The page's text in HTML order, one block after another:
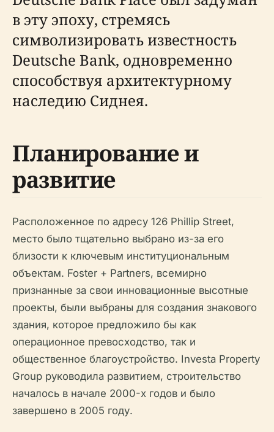
в эту эпоху, стремясь
символизировать известность
Deutsche Bank, одновременно
способствуя архитектурному
наследию Сиднея.
Планирование и
развитие
Расположенное по адресу 126 Phillip Street,
место было тщательно выбрано из-за его
близости к ключевым институциональным
объектам. Foster + Partners, всемирно
признанные за свои инновационные высотные
проекты, были выбраны для создания знакового
здания, которое предложило бы как
операционное превосходство, так и
общественное благоустройство. Investa Property
Group руководила развитием, строительство
началось в начале 2000-х годов и было
завершено в 2005 году.